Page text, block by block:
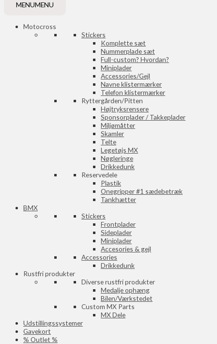
MENUMENU
Motocross
Stickers
Komplette sæt
Nummerplade sæt
Full-custom? Hvordan?
Miniplader
Accessories/Gejl
Navne klistermærker
Telefon klistermærker
Ryttergården/Pitten
Højtryksrensere
Sponsorplader / Takkeplader
Miljømåtter
Skamler
Telte
Legetøjs MX
Nøgleringe
Drikkedunk
Reservedele
Plastik
Onegripper #1 sædebetræk
Tankhætter
BMX
Stickers
Frontplader
Sideplader
Miniplader
Accesories & gejl
Accessories
Drikkedunk
Rustfri produkter
Diverse rustfri produkter
Medalje ophæng
Bilen/Værkstedet
Custom MX Parts
MX Dele
Udstillingssystemer
Gavekort
% Outlet %